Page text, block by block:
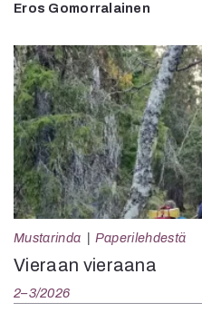
Eros Gomorralainen
Mustarinda Paperilehdestä
Vieraan vieraana
2–3/2026